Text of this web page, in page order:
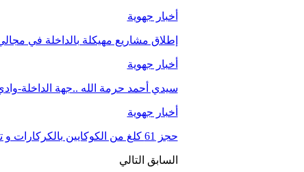
أخبار جهوية
إطلاق مشاريع مهيكلة بالداخلة في
أخبار جهوية
سيدي أحمد حرمة الله ..جهة الداخلة-
أخبار جهوية
حجز 61 كلغ من الكوكايين بالكركارات و توقيف شخصين.
السابق التالي